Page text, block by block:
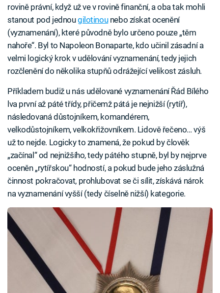
rovině právní, když už ve v rovině finanční, a oba tak mohli
stanout pod jednougilotinounebo získat ocenění
(vyznamenání), které původně bylo určeno pouze „těm
nahoře“. Byl to Napoleon Bonaparte, kdo učinil zásadní a
velmi logický krok v udělování vyznamenání, tedy jejich
rozčlenění do několika stupňů odrážející velikost zásluh.
Příkladem budiž u nás udělované vyznamenání Řád Bílého
lva první až páté třídy, přičemž pátá je nejnižší (rytíř),
následovaná důstojníkem, komandérem,
velkodůstojníkem, velkokřižovníkem. Lidově řečeno… výš
už to nejde. Logicky to znamená, že pokud by člověk
„začínal“ od nejnižšího, tedy pátého stupně, byl by nejprve
oceněn „rytířskou“ hodností, a pokud bude jeho záslužná
činnost pokračovat, prohlubovat se či sílit, získává nárok
na vyznamenání vyšší (tedy číselně nižší) kategorie.